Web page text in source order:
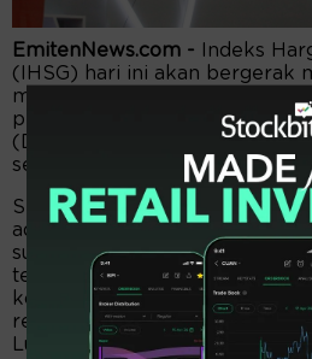
EmitenNews.com -
Indeks
(IHSG) hari ini akan bergerak
masih minim sentiment positif.
pemerintah menaikkan
(DMO) berpengaruh terhadap
semen.
Sementara metal mining
ada perlawanan setelah terjadi
suspend. Namun, investor
tetap membukukan net buy
koreksi IHSG hari ini. ”IHSG
rentang support 6.960, dan
Lukman Hakim, Research